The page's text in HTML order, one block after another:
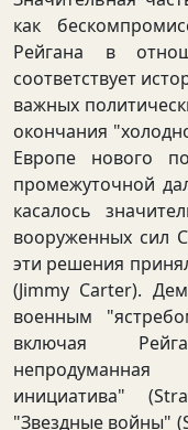
как
Рейгана в
соответствует
важных
окончания
Европе нового
промежуточной
касалось
вооруженных сил
эти решения
(Jimmy Carter).
военным
включая
непродуманная
инициатива"
"Звездные войны"